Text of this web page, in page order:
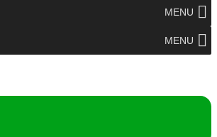
MENU
MENU